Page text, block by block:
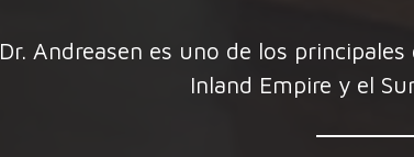
Dr. Andreasen es uno de los
Inland Empire y el